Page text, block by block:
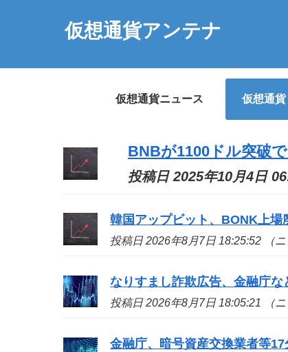
仮想通貨アンテナ
仮想通貨ニュース 仮想通
BNBが1100ドル突破
投稿日 2025年10月4日
韓国アップビット、BONK上
投稿日 2026年8月7日 18:25:52 （ニ
なりすまし詐欺広告、金融庁
投稿日 2026年8月7日 18:05:21 （ニ
金融庁、暗号資産交換業者等